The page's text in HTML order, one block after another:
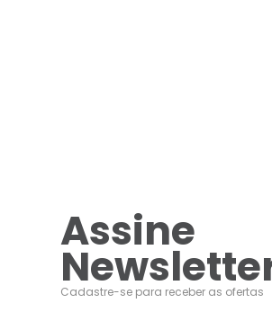
Assine
Cadastre-se para receber as ofertas